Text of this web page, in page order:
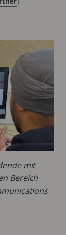
mit
Bereich
kopieren